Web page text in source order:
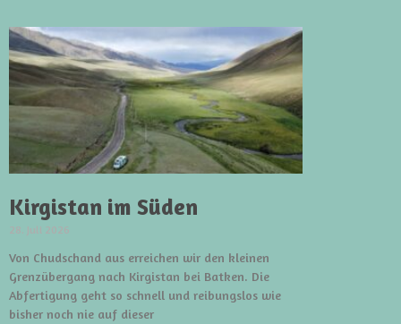
Kirgistan im Süden
28. Juli 2026
Von Chudschand aus erreichen wir den kleinen
Grenzübergang nach Kirgistan bei Batken. Die
Abfertigung geht so schnell und reibungslos wie
bisher noch nie auf dieser